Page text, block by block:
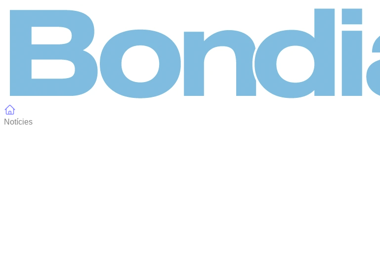
Notícies